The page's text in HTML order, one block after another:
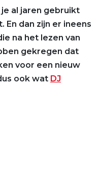
al jaren gebruikt
En dan zijn er ineens
na het lezen van
gekregen dat
voor een nieuw
ook wat DJ